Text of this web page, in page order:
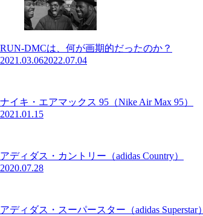
RUN-DMCは、何が画期的だったのか？
2021.03.062022.07.04
ナイキ・エアマックス 95（Nike Air Max 95）
2021.01.15
アディダス・カントリー（adidas Country）
2020.07.28
アディダス・スーパースター（adidas Superstar）